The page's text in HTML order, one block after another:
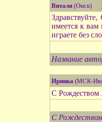
Виталя(Омск)
имеется к вам
играете без
Название
Иринка(МСК-
С
С